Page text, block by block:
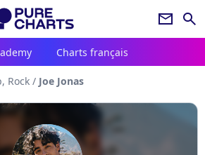
newsletter search
Charts français
Rock / Joe Jonas